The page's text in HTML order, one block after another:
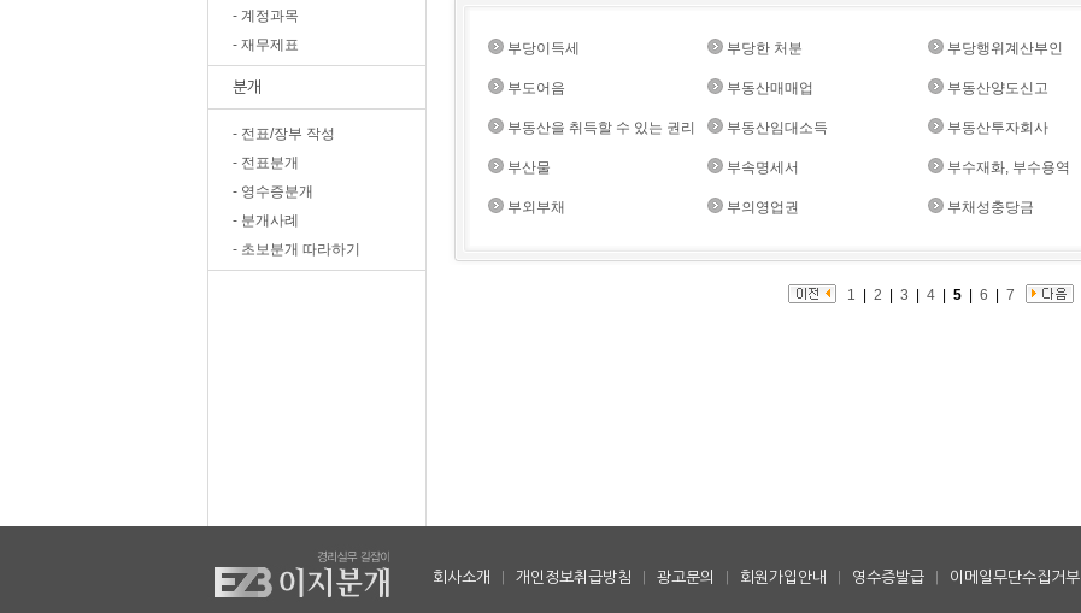
- 계정과목
- 재무제표
분개
- 전표/장부 작성
- 전표분개
- 영수증분개
- 분개사례
- 초보분개 따라하기
부당이득세 부당한 처분 부당행위계산부인
부도어음 부동산매매업 부동산양도신고
부동산을 취득할 수 있는 권리 부동산임대소득 부동산투자회사
부산물 부속명세서 부수재화, 부수용역
부외부채 부의영업권 부채성충당금
1 2 3 4 5| 6 7
회사소개 개인정보취급방침 광고문의 회원가입안내 영수증발급 이메일무단수집거부